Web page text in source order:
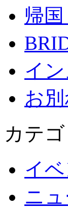
帰国
イ
お
カテ
イベ
ニ